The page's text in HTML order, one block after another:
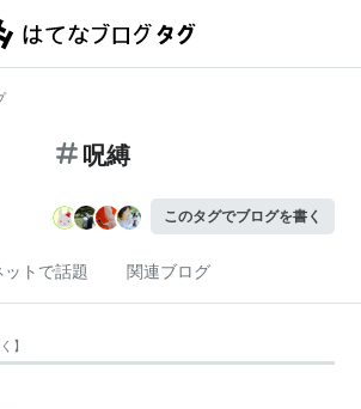
呪縛
このタグでブログを書く
ットで話題 関連ブログ
】